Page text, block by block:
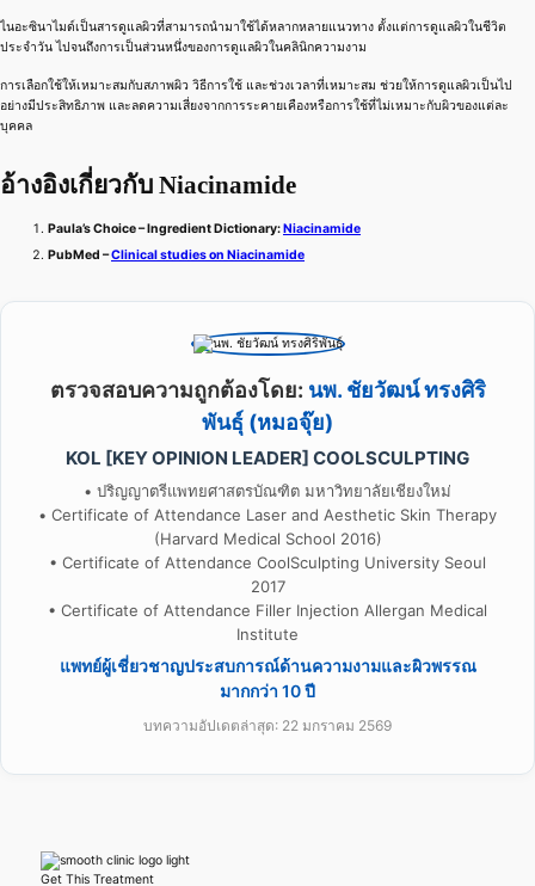
ไนอะซินาไมด์เป็นสารดูแลผิวที่สามารถนำมาใช้ได้หลากหลายแนวทาง ตั้งแต่การดูแลผิวในชีวิต
ประจำวัน ไปจนถึงการเป็นส่วนหนึ่งของการดูแลผิวในคลินิกความงาม
การเลือกใช้ให้เหมาะสมกับสภาพผิว วิธีการใช้ และช่วงเวลาที่เหมาะสม ช่วยให้การดูแลผิวเป็นไป
อย่างมีประสิทธิภาพ และลดความเสี่ยงจากการระคายเคืองหรือการใช้ที่ไม่เหมาะกับผิวของแต่ละ
บุคคล
อ้างอิงเกี่ยวกับ Niacinamide
Paula’s Choice – Ingredient Dictionary:Niacinamide
PubMed –Clinical studies on Niacinamide
ตรวจสอบความถูกต้องโดย: นพ. ชัยวัฒน์ ทรงศิริ
พันธุ์ (หมอจุ๊ย)
KOL [KEY OPINION LEADER] COOLSCULPTING
• ปริญญาตรีแพทยศาสตรบัณฑิต มหาวิทยาลัยเชียงใหม่
• Certificate of Attendance Laser and Aesthetic Skin Therapy
(Harvard Medical School 2016)
• Certificate of Attendance CoolSculpting University Seoul
2017
• Certificate of Attendance Filler Injection Allergan Medical
Institute
แพทย์ผู้เชี่ยวชาญประสบการณ์ด้านความงามและผิวพรรณ
มากกว่า 10 ปี
บทความอัปเดตล่าสุด: 22 มกราคม 2569
Get This Treatment